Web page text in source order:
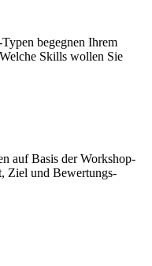
begegnen Ihrem
Skills wollen Sie
auf Basis der Workshop-
Ziel und Bewertungs-